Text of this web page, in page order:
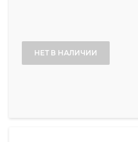
НЕТ В НАЛИЧИИ